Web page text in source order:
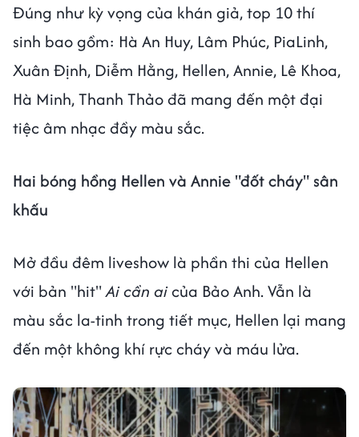
Đúng như kỳ vọng của khán giả, top 10 thí
sinh bao gồm: Hà An Huy, Lâm Phúc, PiaLinh,
Xuân Định, Diễm Hằng, Hellen, Annie, Lê Khoa,
Hà Minh, Thanh Thảo đã mang đến một đại
tiệc âm nhạc đầy màu sắc.
Hai bóng hồng Hellen và Annie "đốt cháy" sân
khấu
Mở đầu đêm liveshow là phần thi của Hellen
với bản "hit"Ai cần aicủa Bảo Anh. Vẫn là
màu sắc la-tinh trong tiết mục, Hellen lại mang
đến một không khí rực cháy và máu lửa.